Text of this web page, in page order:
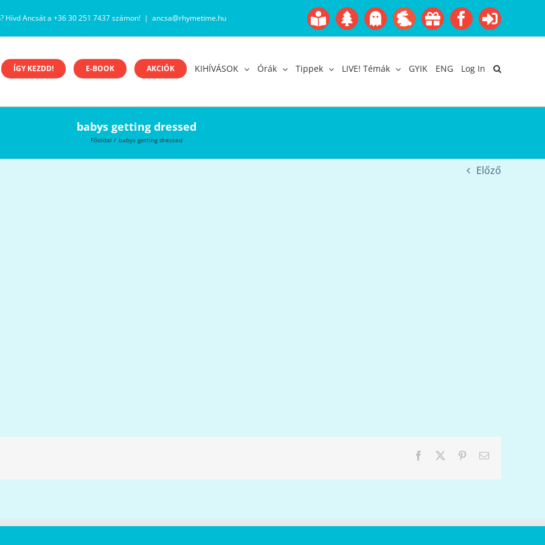
Hívd Ancsát a +36 30 251 7437 számon! | ancsa@rhymetime.hu
Boofairy
Gyerekangol
AdventHalloween
EasterAkcióFacebook
Login
ÍGY KEZDD! E-BOOK AKCIÓK KIHÍVÁSOK Órák Tippek LIVE! Témák GYIK ENG Log In
babys getting dressed
Főoldal babys getting dressed
Előző
Facebook PinterestEmail: